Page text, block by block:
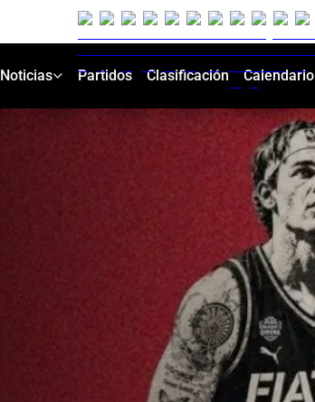
Noticias Partidos Clasificación Calendario